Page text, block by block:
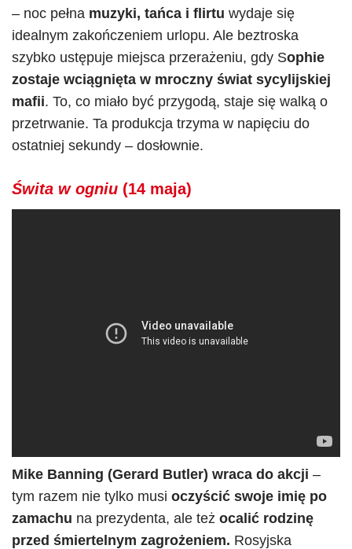
– noc pełna muzyki, tańca i flirtu wydaje się
idealnym zakończeniem urlopu. Ale beztroska
szybko ustępuje miejsca przerażeniu, gdy Sophie
zostaje wciągnięta w mroczny świat sycylijskiej
mafii. To, co miało być przygodą, staje się walką o
przetrwanie. Ta produkcja trzyma w napięciu do
ostatniej sekundy – dosłownie.
Świta w ogniu (14 maja)
Mike Banning (Gerard Butler) wraca do akcji –
tym razem nie tylko musi oczyścić swoje imię po
zamachu na prezydenta, ale też ocalić rodzinę
przed śmiertelnym zagrożeniem. Rosyjska